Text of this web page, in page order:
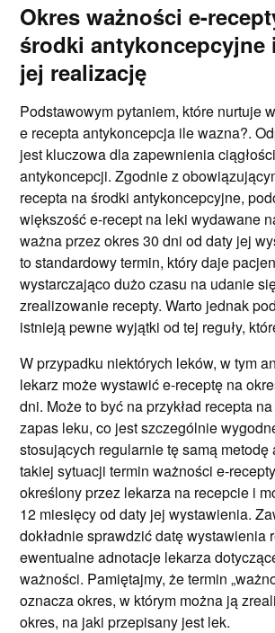
Okres ważności e-
środki antykoncepcyjne
jej realizację
Podstawowym pytaniem, które nurtuje
e recepta antykoncepcja ile wazna?.
jest kluczowa dla zapewnienia
antykoncepcji. Zgodnie z
recepta na środki antykoncepcyjne,
większość e-recept na leki wydawane
ważna przez okres 30 dni od daty jej
to standardowy termin, który daje
wystarczająco dużo czasu na udanie
zrealizowanie recepty. Warto jednak
istnieją pewne wyjątki od tej reguły,
W przypadku niektórych leków, w tym
lekarz może wystawić e-receptę na
dni. Może to być na przykład recepta
zapas leku, co jest szczególnie
stosujących regularnie tę samą metodę
takiej sytuacji termin ważności e-
określony przez lekarza na recepcie i
12 miesięcy od daty jej wystawienia.
dokładnie sprawdzić datę wystawienia
ewentualne adnotacje lekarza
ważności. Pamiętajmy, że termin
oznacza okres, w którym można ją
okres, na jaki przepisany jest lek.